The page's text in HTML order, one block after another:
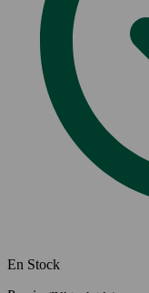
En Stock